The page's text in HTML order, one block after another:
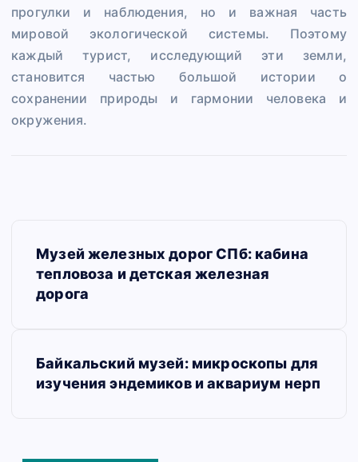
прогулки и наблюдения, но и важная часть
мировой экологической системы. Поэтому
каждый турист, исследующий эти земли,
становится частью большой истории о
сохранении природы и гармонии человека и
окружения.
Музей железных дорог СПб: кабина
тепловоза и детская железная
дорога
Байкальский музей: микроскопы для
изучения эндемиков и аквариум нерп